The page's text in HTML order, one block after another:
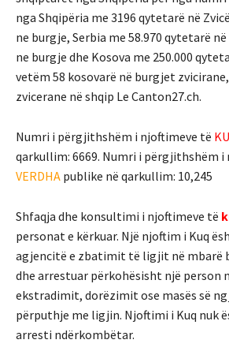
nga Shqipëria me 3196 qytetarë në
ne burgje, Serbia me 58.970 qytetarë në
ne burgje dhe Kosova me 250.000
vetëm 58 kosovarë në burgjet
zvicerane në shqip Le Canton27.ch.
Numri i përgjithshëm i njoftimeve të
qarkullim: 6669. Numri i përgjithshëm i
VERDHA publike në qarkullim: 10,245
Shfaqja dhe konsultimi i njoftimeve të
personat e kërkuar. Një njoftim i Kuq
agjencitë e zbatimit të ligjit në mbarë
dhe arrestuar përkohësisht një person
ekstradimit, dorëzimit ose masës së
përputhje me ligjin. Njoftimi i Kuq nuk
arresti ndërkombëtar.